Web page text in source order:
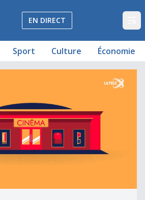
Vaud et Fribourg
EN DIRECT
Sport Culture Économie